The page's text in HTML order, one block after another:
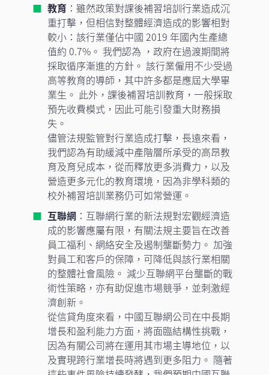
教育 ：雖然政策對課後補習培訓行業造成沉
重打擊，但相信對整體經濟造成的影響相對
較小：該行業僅佔中國 2019 年國內生產總
值約 0.7%。 我們認為 ，政府在過渡期間將
採取循序漸進的方針。 該行業僱用不少受過
高等教育的導師，其中許多都是應屆大學畢
業生。 此外，課後補習培訓教育，一般採取
預先收費模式，因此可能引發重大財務損
失。
儘管法規監管對行業造成打擊，長遠來看，
我們認為有助緩減中產階層所承受的高昂教
育及育兒成本，從而釋放更多消費力，以及
營造更多元化的教育環境，因為非學科類的
校外補習培訓業務仍可如常營運。
互聯網：互聯網行業的新法規對宏觀經濟造
成的影響應屬有限，有關法規主要旨在改善
員工福利、網絡安全及遏制壟斷勢力。 加強
對員工和客戶的保障，可降低與該行業相關
的整體社會風險。 減少互聯網平台壟斷的戰
術性策略，亦有助促進市場競爭，並刺激經
濟創新。
從信貸角度來看，中國互聯網公司在中長期
增長和盈利能力方面，將面臨結構性挑戰，
因為有關公司將在運用其市場主導地位，以
及實現跨行業增長時將遇到更多阻力。 隨著